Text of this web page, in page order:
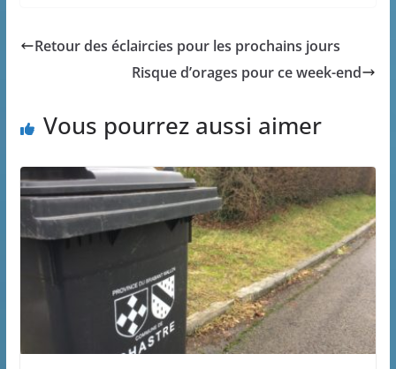
Retour des éclaircies pour les prochains jours
Risque d’orages pour ce week-end
Vous pourrez aussi aimer